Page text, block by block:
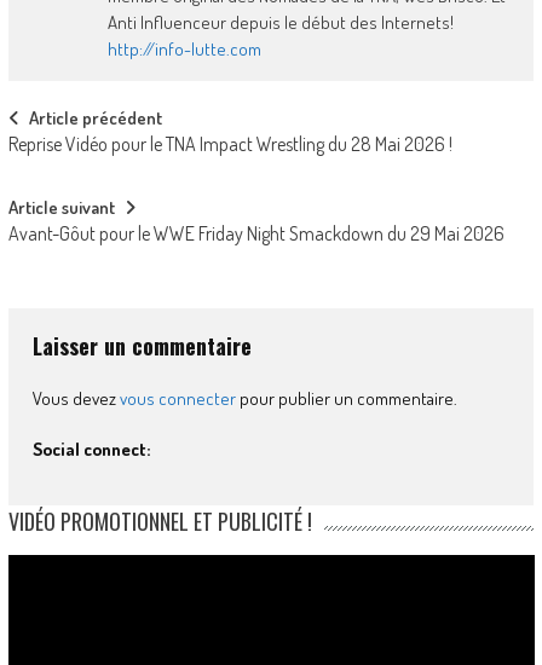
Anti Influenceur depuis le début des Internets!
http://info-lutte.com
Post
navigation
Article précédent
Reprise Vidéo pour le TNA Impact Wrestling du 28 Mai 2026 !
Article suivant
Avant-Gôut pour le WWE Friday Night Smackdown du 29 Mai 2026
Laisser un commentaire
Vous devezvous connecterpour publier un commentaire.
Social connect:
VIDÉO PROMOTIONNEL ET PUBLICITÉ !